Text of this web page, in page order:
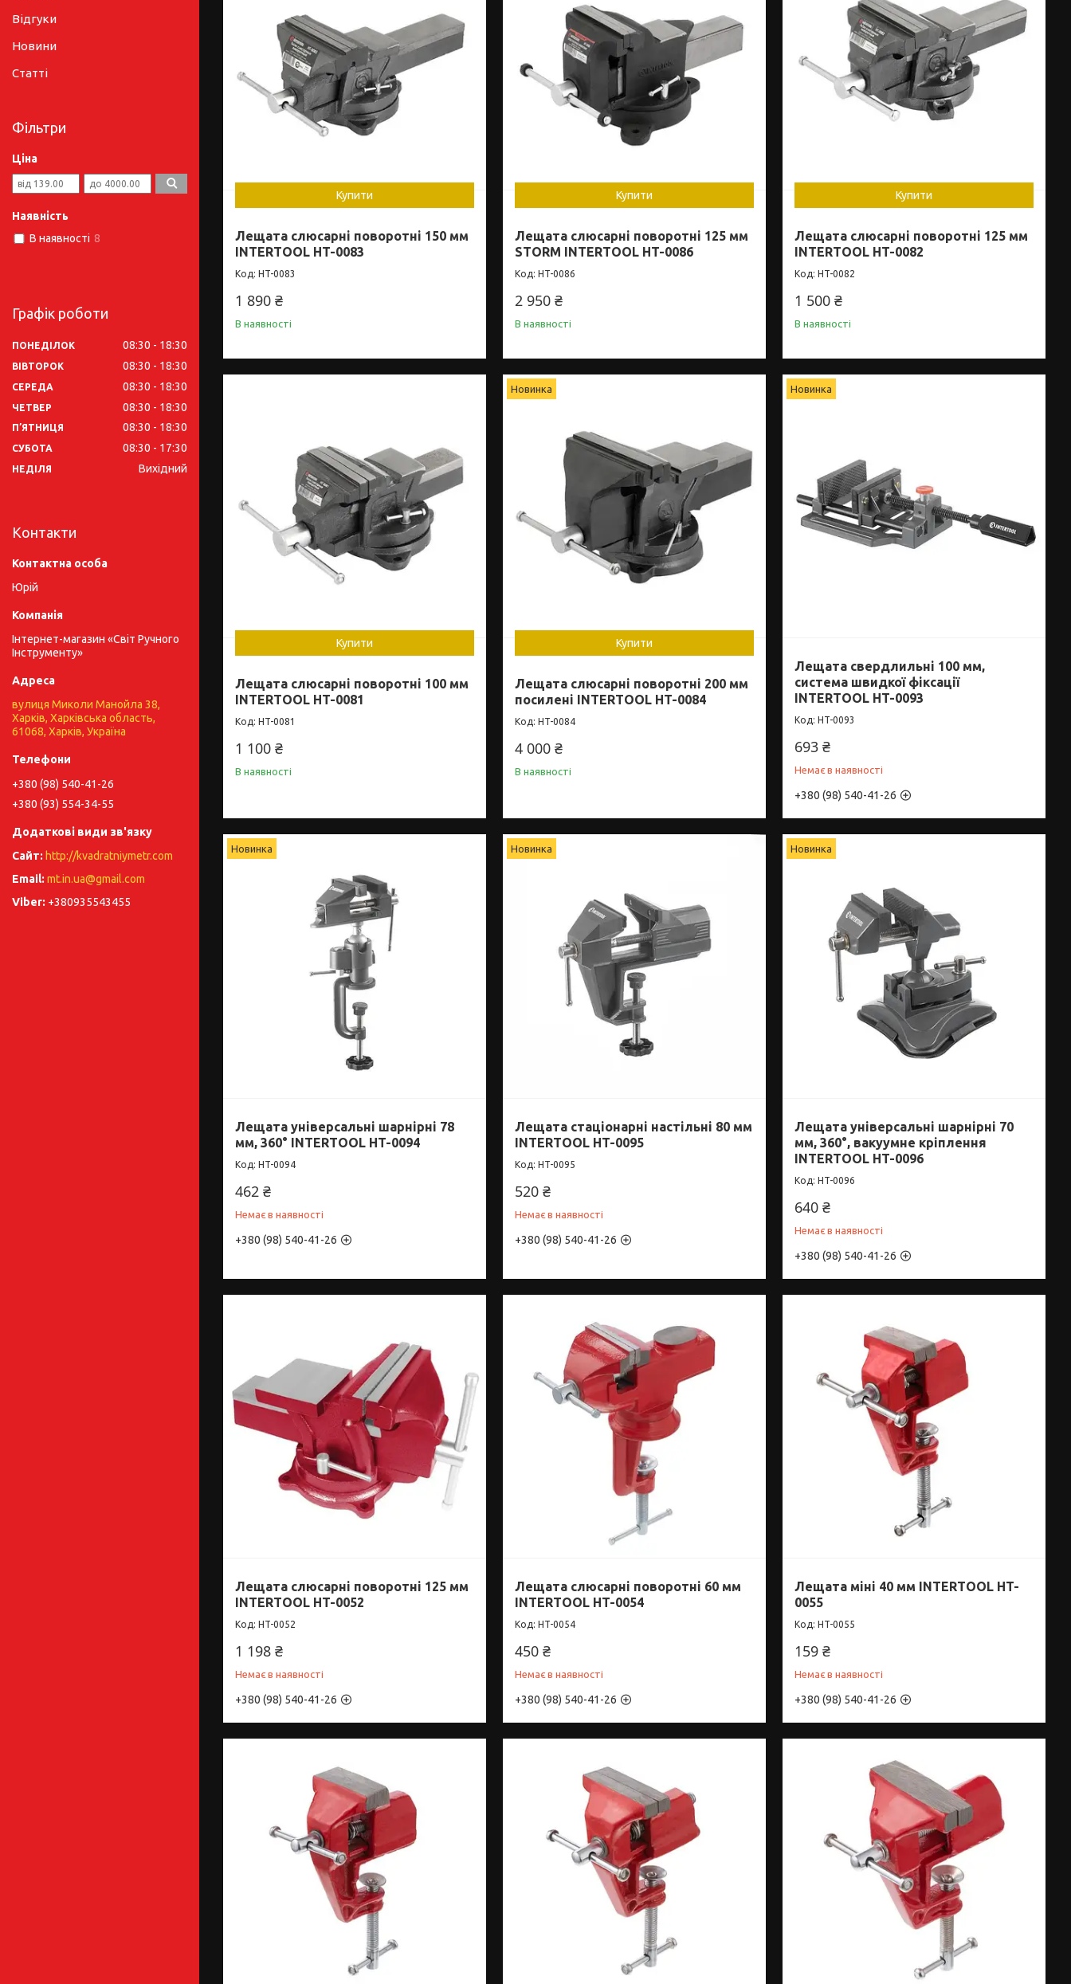
Купити
Лещата слюсарні поворотні 150 мм
INTERTOOL HT-0083
HT-0083
1 890 ₴
В наявності
Купити
Лещата слюсарні поворотні 125 мм
STORM INTERTOOL HT-0086
HT-0086
2 950 ₴
В наявності
Купити
Лещата слюсарні поворотні 125 мм
INTERTOOL HT-0082
HT-0082
1 500 ₴
В наявності
Купити
Лещата слюсарні поворотні 100 мм
INTERTOOL HT-0081
HT-0081
1 100 ₴
В наявності
Новинка
Купити
Лещата слюсарні поворотні 200 мм
посилені INTERTOOL HT-0084
HT-0084
4 000 ₴
В наявності
Новинка
Лещата свердлильні 100 мм,
система швидкої фіксації
INTERTOOL HT-0093
HT-0093
693 ₴
Немає в наявності
+380 (98) 540-41-26
Новинка
Лещата універсальні шарнірні 78
мм, 360° INTERTOOL HT-0094
HT-0094
462 ₴
Немає в наявності
+380 (98) 540-41-26
Новинка
Лещата стаціонарні настільні 80 мм
INTERTOOL HT-0095
HT-0095
520 ₴
Немає в наявності
+380 (98) 540-41-26
Новинка
Лещата універсальні шарнірні 70
мм, 360°, вакуумне кріплення
INTERTOOL HT-0096
HT-0096
640 ₴
Немає в наявності
+380 (98) 540-41-26
Лещата слюсарні поворотні 125 мм
INTERTOOL HT-0052
HT-0052
1 198 ₴
Немає в наявності
+380 (98) 540-41-26
Лещата слюсарні поворотні 60 мм
INTERTOOL HT-0054
HT-0054
450 ₴
Немає в наявності
+380 (98) 540-41-26
Лещата міні 40 мм INTERTOOL HT-
0055
HT-0055
159 ₴
Немає в наявності
+380 (98) 540-41-26
Відгуки
Новини
Статті
Фільтри
Ціна
Наявність
В наявності 8
Графік роботи
ПОНЕДІЛОК 08:30 18:30
ВІВТОРОК 08:30 18:30
СЕРЕДА 08:30 18:30
ЧЕТВЕР 08:30 18:30
ПʼЯТНИЦЯ 08:30 18:30
СУБОТА 08:30 17:30
НЕДІЛЯ Вихідний
Контакти
Юрій
Інтернет-магазин «Світ Ручного
Інструменту»
вулиця Миколи Манойла 38,
Харків, Харківська область,
61068, Харків, Україна
+380 (98) 540-41-26
+380 (93) 554-34-55
http://kvadratniymetr.com
mt.in.ua@gmail.com
+380935543455